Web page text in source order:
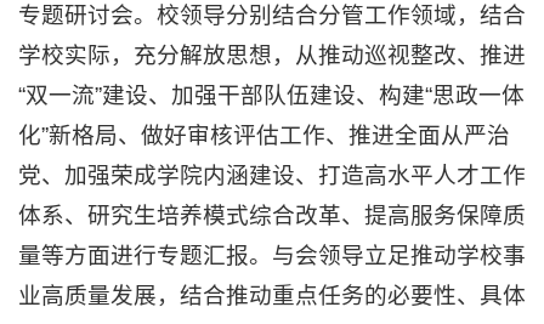
专题研讨会。校领导分别结合分管工作领域，结合
学校实际，充分解放思想，从推动巡视整改、推进
“双一流”建设、加强干部队伍建设、构建“思政一体
化”新格局、做好审核评估工作、推进全面从严治
党、加强荣成学院内涵建设、打造高水平人才工作
体系、研究生培养模式综合改革、提高服务保障质
量等方面进行专题汇报。与会领导立足推动学校事
业高质量发展，结合推动重点任务的必要性、具体